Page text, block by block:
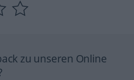
zu unseren Online